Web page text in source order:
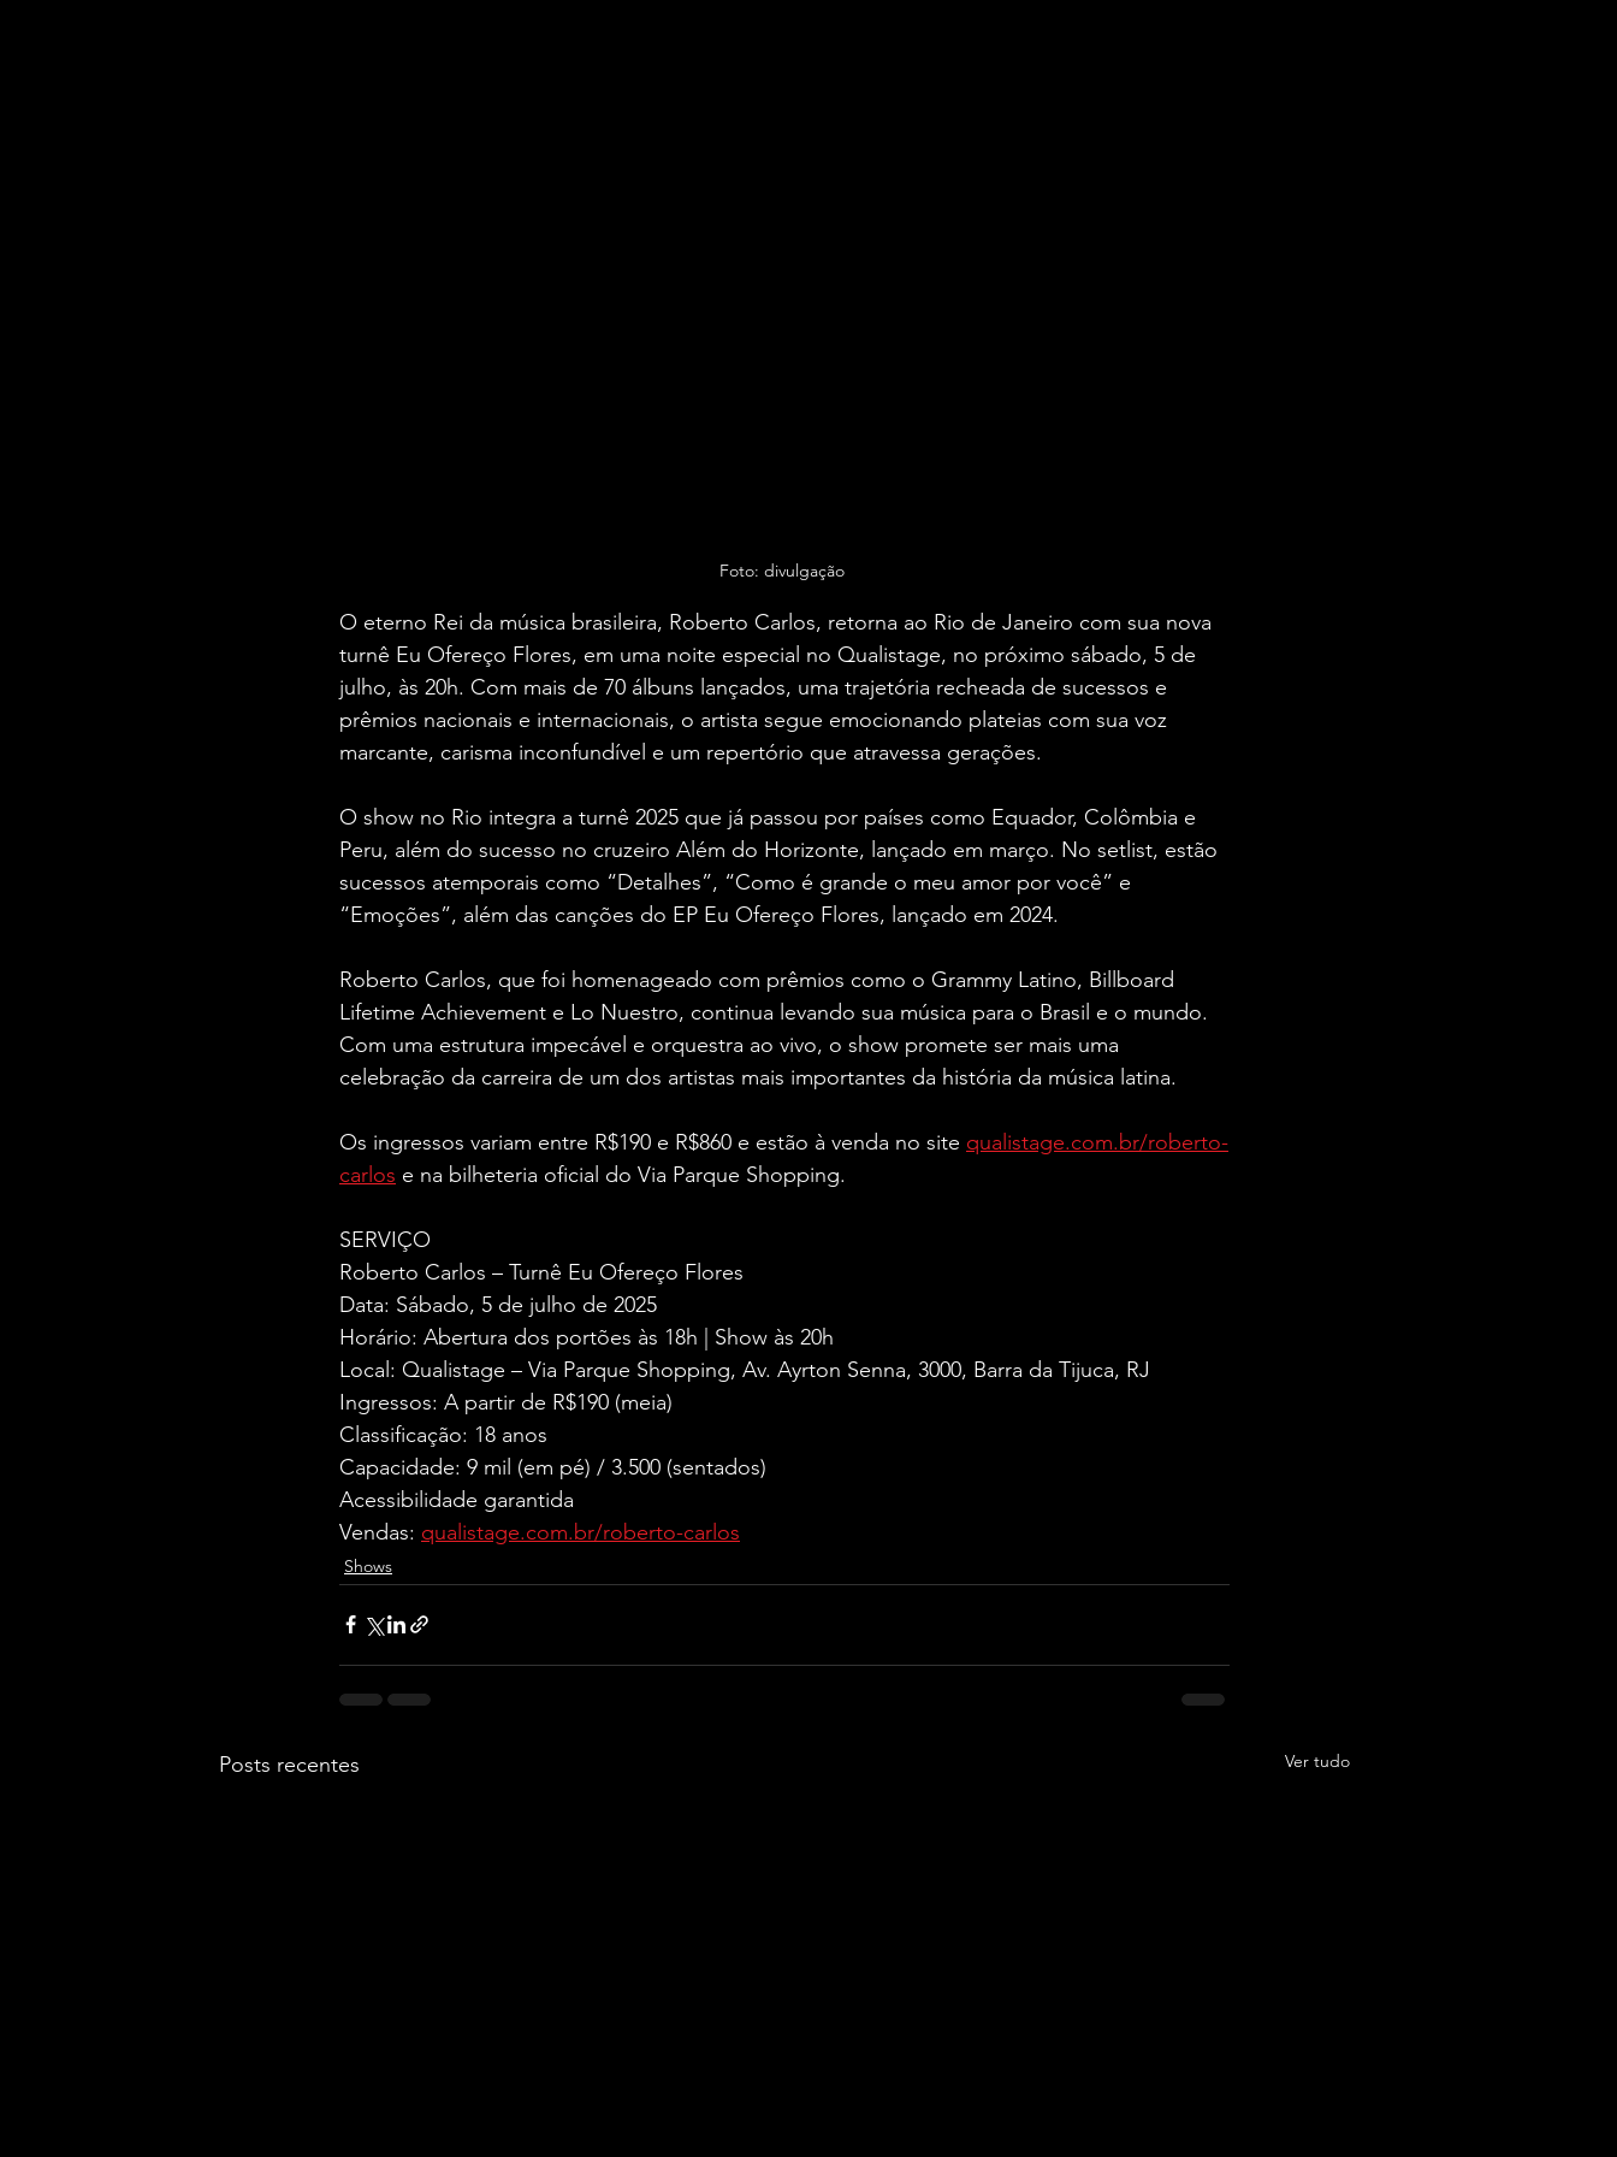
Foto: divulgação
O eterno Rei da música brasileira, Roberto Carlos, retorna ao Rio de Janeiro com sua nova
turnê Eu Ofereço Flores, em uma noite especial no Qualistage, no próximo sábado, 5 de
julho, às 20h. Com mais de 70 álbuns lançados, uma trajetória recheada de sucessos e
prêmios nacionais e internacionais, o artista segue emocionando plateias com sua voz
marcante, carisma inconfundível e um repertório que atravessa gerações.
O show no Rio integra a turnê 2025 que já passou por países como Equador, Colômbia e
Peru, além do sucesso no cruzeiro Além do Horizonte, lançado em março. No setlist, estão
sucessos atemporais como “Detalhes”, “Como é grande o meu amor por você” e
“Emoções”, além das canções do EP Eu Ofereço Flores, lançado em 2024.
Roberto Carlos, que foi homenageado com prêmios como o Grammy Latino, Billboard
Lifetime Achievement e Lo Nuestro, continua levando sua música para o Brasil e o mundo.
Com uma estrutura impecável e orquestra ao vivo, o show promete ser mais uma
celebração da carreira de um dos artistas mais importantes da história da música latina.
Os ingressos variam entre R$190 e R$860 e estão à venda no site qualistage.com.br/roberto-
carlos e na bilheteria oficial do Via Parque Shopping.
SERVIÇO
Roberto Carlos – Turnê Eu Ofereço Flores
Data: Sábado, 5 de julho de 2025
Horário: Abertura dos portões às 18h | Show às 20h
Local: Qualistage – Via Parque Shopping, Av. Ayrton Senna, 3000, Barra da Tijuca, RJ
Ingressos: A partir de R$190 (meia)
Classificação: 18 anos
Capacidade: 9 mil (em pé) / 3.500 (sentados)
Acessibilidade garantida
Vendas: qualistage.com.br/roberto-carlos
Shows
Posts recentes Ver tudo